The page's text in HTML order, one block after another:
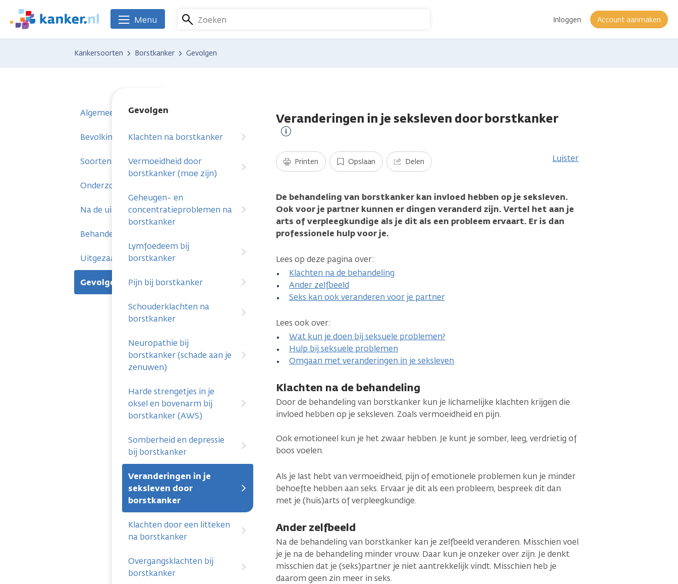
naar
We
zijn
Zoeken Inloggen Account aanmaken
Menu
Kankersoorten Borstkanker Gevolgen
Algemeen
Bevolkingsonderzoek en voorstadium
Soorten borstkanker
Onderzoeken
Na de uitslag
Behandelingen
Uitgezaaide borstkanker
Gevolgen
Gevolgen
Klachten na borstkanker
Vermoeidheid door
borstkanker (moe zijn)
Geheugen- en
concentratieproblemen na
borstkanker
Lymfoedeem bij
borstkanker
Pijn bij borstkanker
Schouderklachten na
borstkanker
Neuropathie bij
borstkanker (schade aan je
zenuwen)
Harde strengetjes in je
oksel en bovenarm bij
borstkanker (AWS)
Somberheid en depressie
bij borstkanker
Veranderingen in je
seksleven door
borstkanker
Klachten door een litteken
na borstkanker
Overgangsklachten bij
borstkanker
Veranderingen in je seksleven door borstkanker
informatie
Printen Opslaan Delen Luister
De behandeling van borstkanker kan invloed hebben op je seksleven.
Ook voor je partner kunnen er dingen veranderd zijn. Vertel het aan je
arts of verpleegkundige als je dit als een probleem ervaart. Er is dan
professionele hulp voor je.
Lees op deze pagina over:
Klachten na de behandeling
Ander zelfbeeld
Seks kan ook veranderen voor je partner
Lees ook over:
Wat kun je doen bij seksuele problemen?
Hulp bij seksuele problemen
Omgaan met veranderingen in je seksleven
Klachten na de behandeling
Door de behandeling van borstkanker kun je lichamelijke klachten krijgen die
invloed hebben op je seksleven. Zoals vermoeidheid en pijn.
Ook emotioneel kun je het zwaar hebben. Je kunt je somber, leeg, verdrietig of
boos voelen.
Als je last hebt van vermoeidheid, pijn of emotionele problemen kun je minder
behoefte hebben aan seks. Ervaar je dit als een probleem, bespreek dit dan
met je (huis)arts of verpleegkundige.
Ander zelfbeeld
Na de behandeling van borstkanker kan je zelfbeeld veranderen. Misschien voel
je je na de behandeling minder vrouw. Daar kun je onzeker over zijn. Je denkt
misschien dat je (seks)partner je niet aantrekkelijk vindt. Misschien heb je
daarom geen zin meer in seks.